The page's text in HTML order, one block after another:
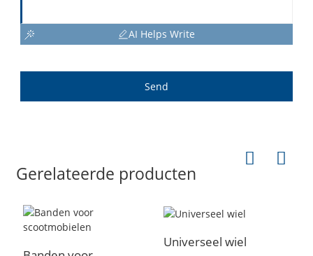
AI Helps Write
Send
Gerelateerde producten
Universeel wiel